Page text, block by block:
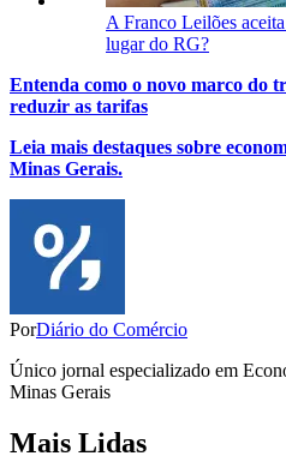
A Franco Leilões
lugar do RG?
Entenda como o novo marco do
reduzir as tarifas
Leia mais destaques sobre
Minas Gerais.
PorDiário do Comércio
Único jornal especializado em
Minas Gerais
Mais Lidas